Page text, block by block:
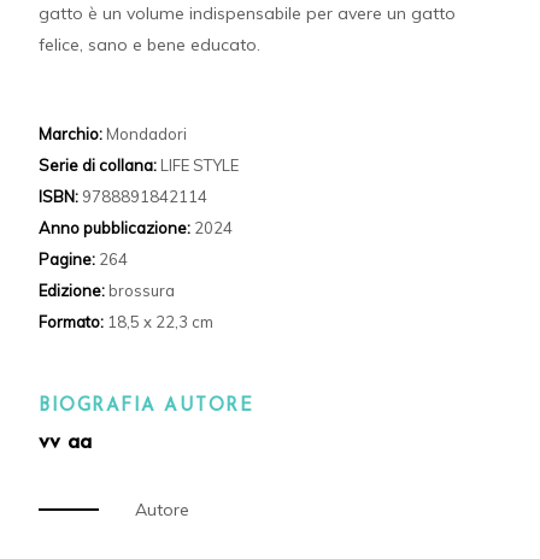
gatto è un volume indispensabile per avere un gatto
felice, sano e bene educato.
Marchio: Mondadori
Serie di collana: LIFE STYLE
ISBN: 9788891842114
Anno pubblicazione: 2024
Pagine: 264
Edizione: brossura
Formato: 18,5 x 22,3 cm
BIOGRAFIA AUTORE
vv aa
Autore